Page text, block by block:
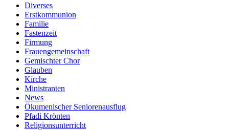
Diverses
Erstkommunion
Familie
Fastenzeit
Firmung
Frauengemeinschaft
Gemischter Chor
Glauben
Kirche
Ministranten
News
Ökumenischer Seniorenausflug
Pfadi Krönten
Religionsunterricht